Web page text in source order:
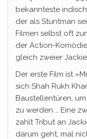
bekannteste
der als Stuntman
Filmen selbst oft
der Action-
gleich zweier
Der erste Film ist
sich Shah Rukh
Baustellentüren,
zu werden … Eine
zahlt Tribut an
darum geht, mal